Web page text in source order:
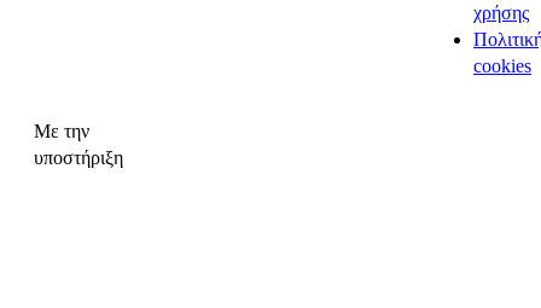
χρήσης
cookies
Με την
υποστήριξη